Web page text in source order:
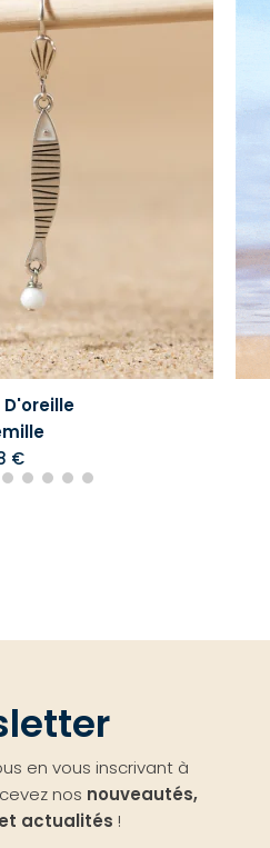
D'oreille
€
en vous inscrivant à
nos nouveautés,
actualités !